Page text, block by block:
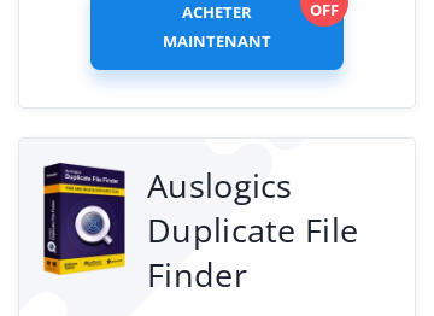
ACHETER
MAINTENANT
OFF
Auslogics
Duplicate File
Finder